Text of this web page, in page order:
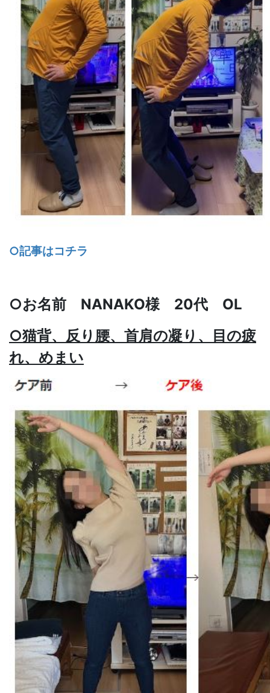
○記事はコチラ
○お名前 NANAKO様 20代 OL
○猫背、反り腰、首肩の凝り、目の疲
れ、めまい